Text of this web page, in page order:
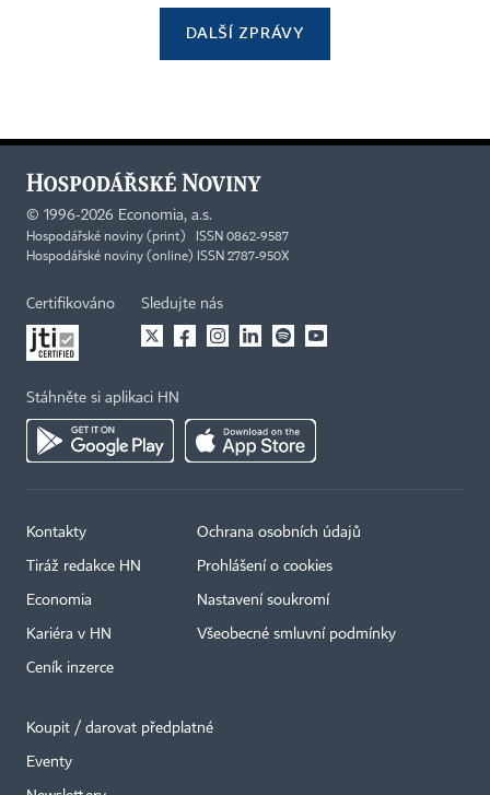
DALŠÍ ZPRÁVY
© 1996-2026 Economia, a.s.
Hospodářské noviny (print) ISSN 0862-9587
Hospodářské noviny (online) ISSN 2787-950X
Certifikováno Sledujte nás
Stáhněte si aplikaci HN
Kontakty
Tiráž redakce HN
Economia
Kariéra v HN
Ceník inzerce
Ochrana osobních údajů
Prohlášení o cookies
Nastavení soukromí
Všeobecné smluvní podmínky
Koupit / darovat předplatné
Eventy